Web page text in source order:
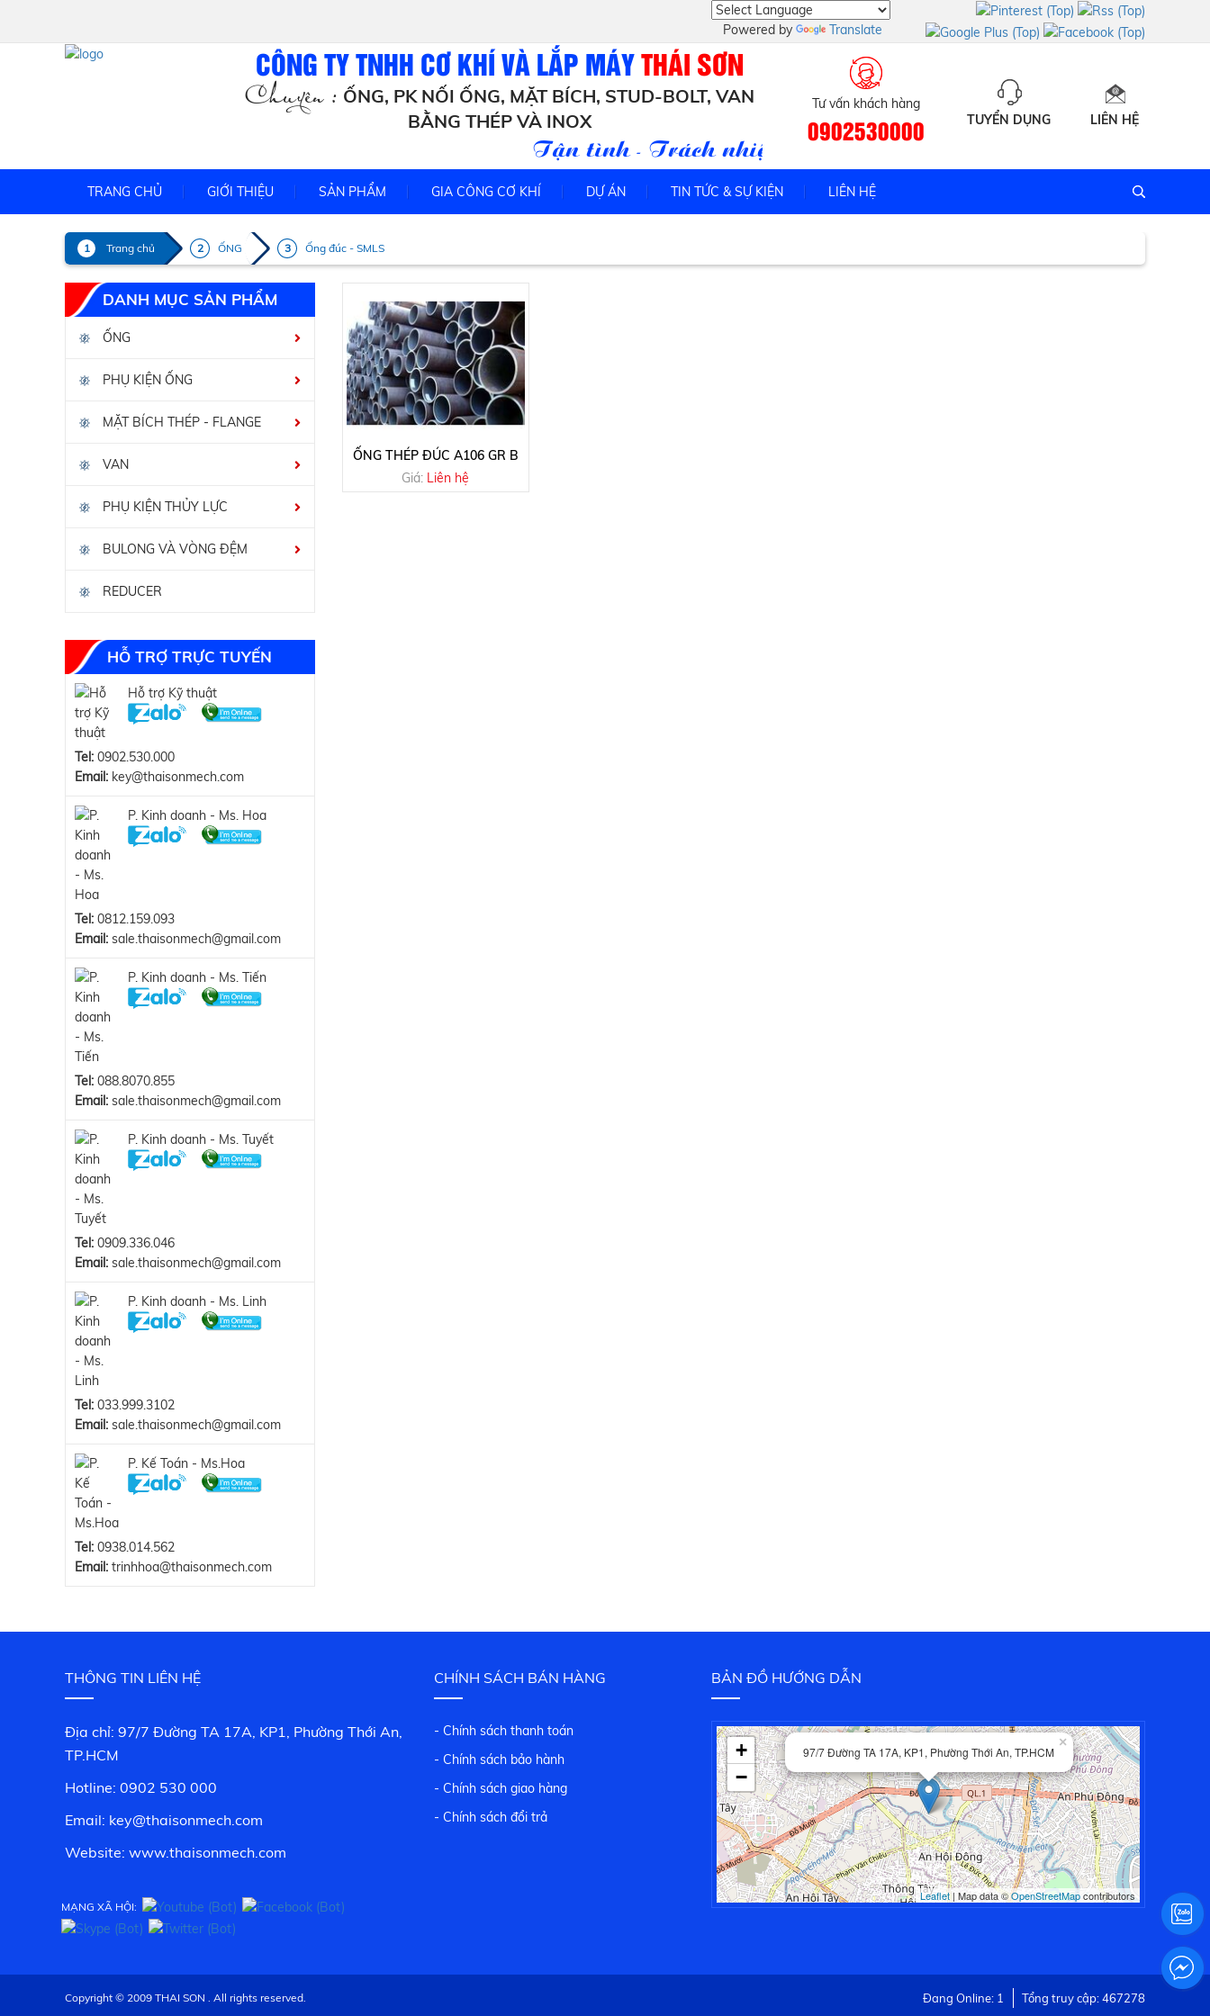
Powered by Translate
CÔNG TY TNHH CƠ KHÍ VÀ LẮP MÁYTHÁI SƠN
Chuyên : ỐNG, PK NỐI ỐNG, MẶT BÍCH, STUD-BOLT, VAN
BẰNG THÉP VÀ INOX
Tận tình - Trách nhiệm - Uy tín
Tư vấn khách hàng
0902530000 TUYỂN DỤNG LIÊN HỆ
TRANG CHỦ GIỚI THIỆU SẢN PHẨM GIA CÔNG CƠ KHÍ DỰ ÁN TIN TỨC & SỰ KIỆN LIÊN HỆ
Trang chủ ỐNG Ống đúc - SMLS
DANH MỤC SẢN PHẨM
ỐNG
PHỤ KIỆN ỐNG
MẶT BÍCH THÉP - FLANGE
VAN
PHỤ KIỆN THỦY LỰC
BULONG VÀ VÒNG ĐỆM
REDUCER
HỖ TRỢ TRỰC TUYẾN
Hỗ trợ Kỹ thuật
Tel: 0902.530.000
Email: key@thaisonmech.com
P. Kinh doanh - Ms. Hoa
Tel: 0812.159.093
Email: sale.thaisonmech@gmail.com
P. Kinh doanh - Ms. Tiến
Tel: 088.8070.855
Email: sale.thaisonmech@gmail.com
P. Kinh doanh - Ms. Tuyết
Tel: 0909.336.046
Email: sale.thaisonmech@gmail.com
P. Kinh doanh - Ms. Linh
Tel: 033.999.3102
Email: sale.thaisonmech@gmail.com
P. Kế Toán - Ms.Hoa
Tel: 0938.014.562
Email: trinhhoa@thaisonmech.com
ỐNG THÉP ĐÚC A106 GR B
Giá: Liên hệ
THÔNG TIN LIÊN HỆ
Địa chỉ: 97/7 Đường TA 17A, KP1, Phường Thới An,
TP.HCM
Hotline: 0902 530 000
Email: key@thaisonmech.com
Website: www.thaisonmech.com
MẠNG XÃ HỘI:
CHÍNH SÁCH BÁN HÀNG
- Chính sách thanh toán
- Chính sách bảo hành
- Chính sách giao hàng
- Chính sách đổi trả
BẢN ĐỒ HƯỚNG DẪN
97/7 Đường TA 17A, KP1, Phường Thới An, TP.HCM
×
+
−
Leaflet| Map data ©OpenStreetMapcontributors
Copyright © 2009 THAI SON . All rights reserved. Đang Online: 1 Tổng truy cập: 467278